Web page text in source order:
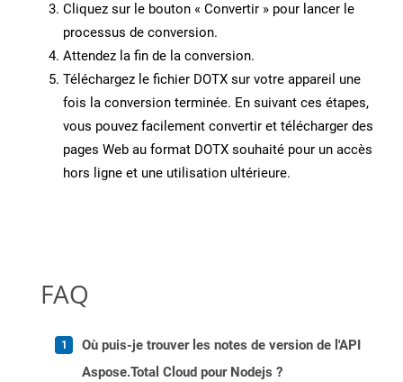
Cliquez sur le bouton « Convertir » pour lancer le
processus de conversion.
Attendez la fin de la conversion.
Téléchargez le fichier DOTX sur votre appareil une
fois la conversion terminée. En suivant ces étapes,
vous pouvez facilement convertir et télécharger des
pages Web au format DOTX souhaité pour un accès
hors ligne et une utilisation ultérieure.
FAQ
Où puis-je trouver les notes de version de l'API
Aspose.Total Cloud pour Nodejs ?